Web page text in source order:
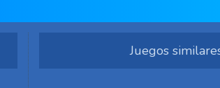
Juegos